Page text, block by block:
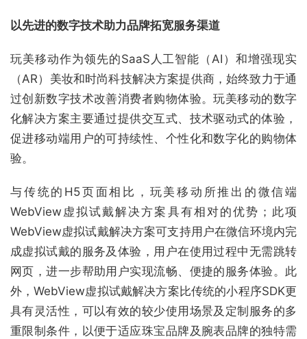
以先进的数字技术助力品牌拓宽服务渠道
玩美移动作为领先的SaaS人工智能（AI）和增强现实
（AR）美妆和时尚科技解决方案提供商，始终致力于通
过创新数字技术改善消费者购物体验。玩美移动的数字
化解决方案主要通过提供交互式、技术驱动式的体验，
促进移动端用户的可持续性、个性化和数字化的购物体
验。
与传统的H5页面相比，玩美移动所推出的微信端
WebView虚拟试戴解决方案具有相对的优势；此项
WebView虚拟试戴解决方案可支持用户在微信环境内完
成虚拟试戴的服务及体验，用户在使用过程中无需跳转
网页，进一步帮助用户实现流畅、便捷的服务体验。此
外，WebView虚拟试戴解决方案比传统的小程序SDK更
具有灵活性，可以有效的较少使用场景及定制服务的多
重限制条件，以便于适应珠宝品牌及腕表品牌的独特需